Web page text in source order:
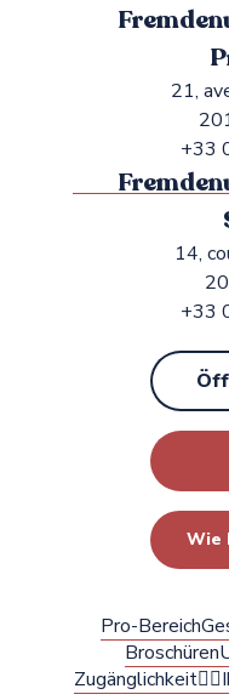
21,
+33
14,
+33
Wie
Pro-Bereich
Broschüren
Zugänglichkeit